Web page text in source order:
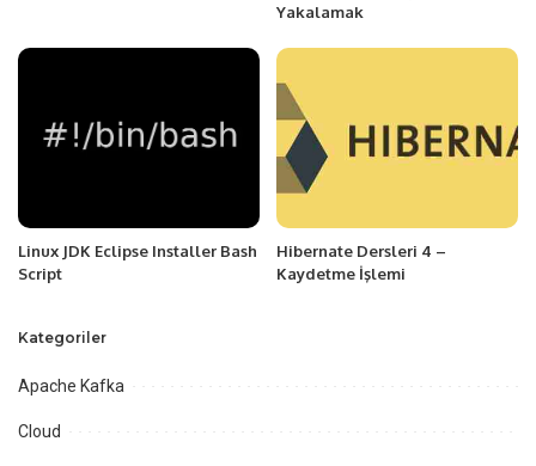
Yakalamak
Linux JDK Eclipse Installer Bash
Script
Hibernate Dersleri 4 –
Kaydetme İşlemi
Kategoriler
Apache Kafka
Cloud